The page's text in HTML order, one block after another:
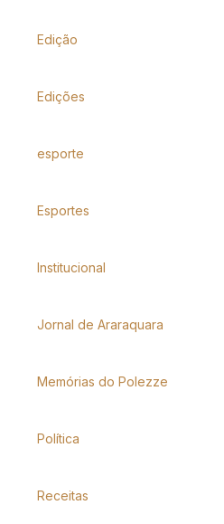
Edição
Edições
esporte
Esportes
Institucional
Jornal de Araraquara
Memórias do Polezze
Política
Receitas